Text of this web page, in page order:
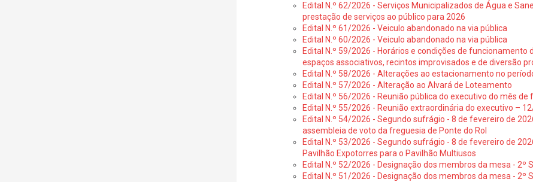
Edital N.º 62/2026 - Serviços Municipalizados de Água e
prestação de serviços ao público para 2026
Edital N.º 61/2026 - Veiculo abandonado na via pública
Edital N.º 60/2026 - Veiculo abandonado na via pública
Edital N.º 59/2026 - Horários e condições de
espaços associativos, recintos improvisados e de diversão
Edital N.º 58/2026 - Alterações ao estacionamento no
Edital N.º 57/2026 - Alteração ao Alvará de Loteamento
Edital N.º 56/2026 - Reunião pública do executivo do mês
Edital N.º 55/2026 - Reunião extraordinária do executivo –
Edital N.º 54/2026 - Segundo sufrágio - 8 de fevereiro de
assembleia de voto da freguesia de Ponte do Rol
Edital N.º 53/2026 - Segundo sufrágio - 8 de fevereiro de
Pavilhão Expotorres para o Pavilhão Multiusos
Edital N.º 52/2026 - Designação dos membros da mesa - 2º
Edital N.º 51/2026 - Designação dos membros da mesa - 2º